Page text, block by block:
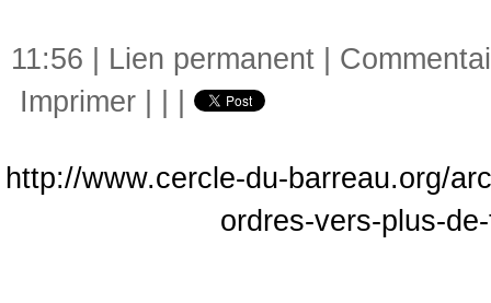
11:56 | Lien permanent
Imprimer
http://www.cercle-du-barreau.org/
ordres-vers-plus-